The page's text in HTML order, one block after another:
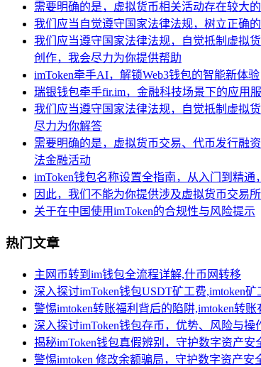
需要明确的是，虚拟货币相关活动存在较大
我们应当自觉遵守国家法律法规，树立正确
我们应当遵守国家法律法规，自觉抵制虚拟
创作，我会尽力为你提供帮助
imToken牵手AI，解锁Web3钱包的智能新体验
瑞银钱包牵手fir.im，金融科技场景下的应用
我们应当遵守国家法律法规，自觉抵制虚拟
尽力为你解答
需要明确的是，虚拟货币交易、代币发行融
法金融活动
imToken钱包名称设置全指南，从入门到精
因此，我们不能为你提供涉及虚拟货币交易
关于在中国使用imToken的合规性与风险提示
热门文章
主网币转到im钱包全流程详解,什币网转移
深入探讨imToken钱包USDT矿工费,imtoken
警惕imtoken转账福利背后的陷阱,imtoken转账
深入探讨imToken钱包存币，优势、风险与操
揭秘imToken钱包真假辨别，守护数字资产安
警惕imtoken 修改余额骗局，守护数字资产安